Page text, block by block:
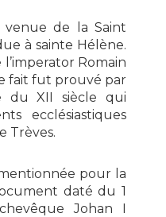
venue de la Saint
à sainte Hélène.
Romain
fait fut prouvé par
du XII siècle qui
ecclésiastiques
Trèves.
pour la
daté du 1
Johan I